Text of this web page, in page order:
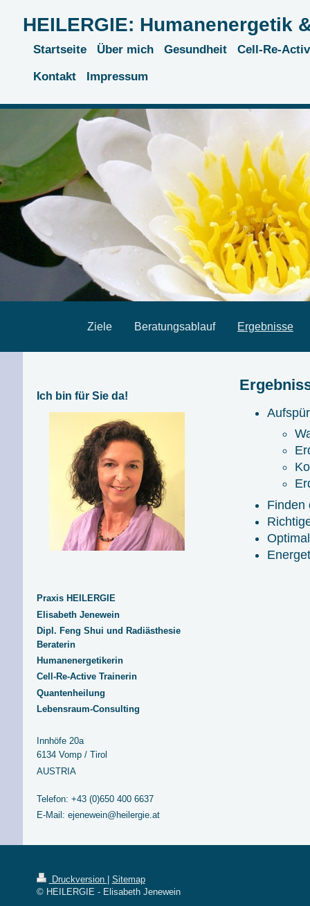
HEILERGIE: Humanenergetik
Startseite Über mich Gesundheit Cell-Re-
Kontakt Impressum
Ziele Beratungsablauf Ergebnisse
Finden
Ich bin für Sie da!
Praxis HEILERGIE
Elisabeth Jenewein
Dipl. Feng Shui und Radiästhesie
Beraterin
Humanenergetikerin
Cell-Re-Active Trainerin
Quantenheilung
Lebensraum-Consulting
Innhöfe 20a
6134 Vomp / Tirol
AUSTRIA
Telefon: +43 (0)650 400 6637
E-Mail: ejenewein@heilergie.at
Druckversion
Sitemap
© HEILERGIE - Elisabeth Jenewein